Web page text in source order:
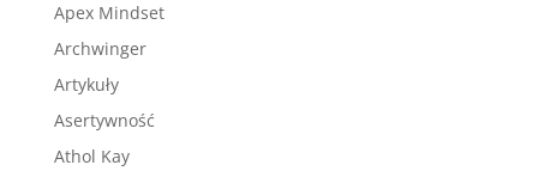
Apex Mindset
Archwinger
Artykuły
Asertywność
Athol Kay